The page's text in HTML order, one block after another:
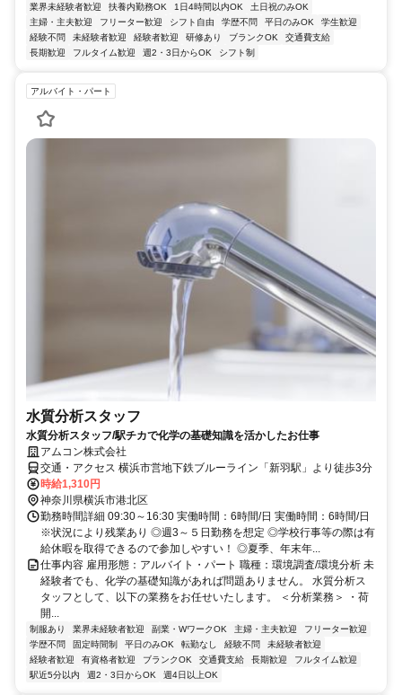
業界未経験者歓迎 扶養内勤務OK 1日4時間以内OK
土日祝のみOK
主婦・主夫歓迎
フリーター歓迎 シフト自由 学歴不問 平日のみOK
学生歓迎
経験不問
未経験者歓迎 経験者歓迎 研修あり ブランクOK
交通費支給
長期歓迎
フルタイム歓迎 週2・3日からOK シフト制
アルバイト・パート
水質分析スタッフ
水質分析スタッフ/駅チカで化学の基礎知識を活かしたお仕事
アムコン株式会社
交通・アクセス 横浜市営地下鉄ブルーライン「新羽駅」より徒歩3分
時給1,310円
神奈川県横浜市港北区
勤務時間詳細 09:30～16:30 実働時間：6時間/日 実働時間：6時間/日
※状況により残業あり ◎週3～５日勤務を想定 ◎学校行事等の際は有
給休暇を取得できるので参加しやすい！ ◎夏季、年末年...
仕事内容 雇用形態：アルバイト・パート 職種：環境調査/環境分析 未
経験者でも、化学の基礎知識があれば問題ありません。 水質分析ス
タッフとして、以下の業務をお任せいたします。 ＜分析業務＞ ・荷
開...
制服あり 業界未経験者歓迎 副業・WワークOK 主婦・主夫歓迎
フリーター歓迎
学歴不問
固定時間制 平日のみOK 転勤なし 経験不問
未経験者歓迎
経験者歓迎
有資格者歓迎 ブランクOK 交通費支給 長期歓迎
フルタイム歓迎
駅近5分以内
週2・3日からOK 週4日以上OK